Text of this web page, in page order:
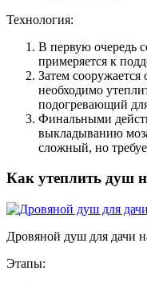
Технология:
В первую очередь
примеряется к
Затем сооружается
необходимо
подогревающий
Финальными
выкладыванию
сложный, но
Как утеплить душ
Дровяной душ для дачи
Этапы: